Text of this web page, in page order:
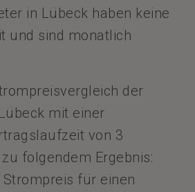
in Lübeck haben keine
und sind monatlich
der
mit einer
von 3
folgendem Ergebnis:
für einen